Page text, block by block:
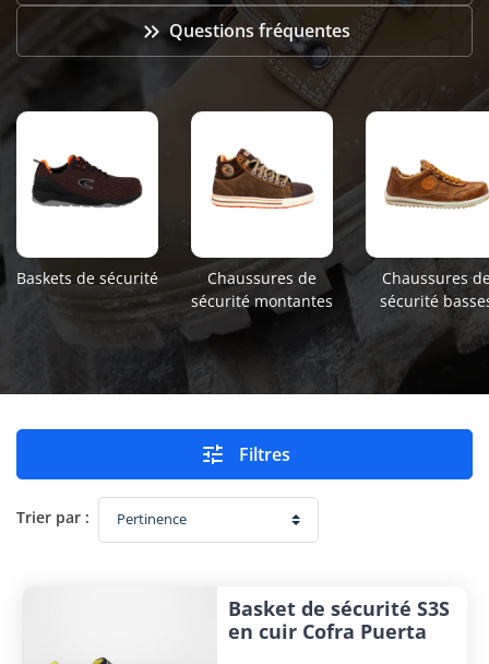
Questions fréquentes
Baskets de sécurité
Chaussures de
sécurité montantes
Chaussures
sécurité
 Filtres
Trier par :
Basket de sécurité S3S
en cuir Cofra Puerta